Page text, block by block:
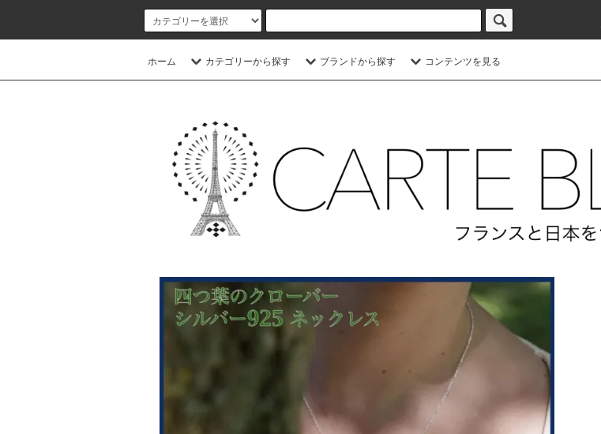
ホーム カテゴリーから探す ブランドから探す コンテンツを見る